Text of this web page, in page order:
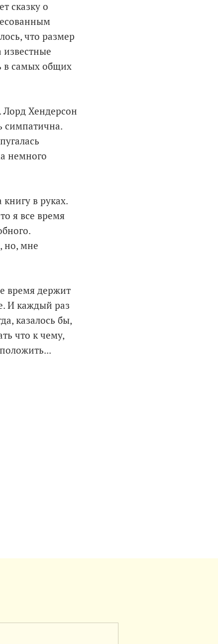
сказку о
что размер
известные
в самых общих
Лорд Хендерсон
симпатична.
немного
в руках.
я все время
но, мне
время держит
И каждый раз
казалось бы,
что к чему,